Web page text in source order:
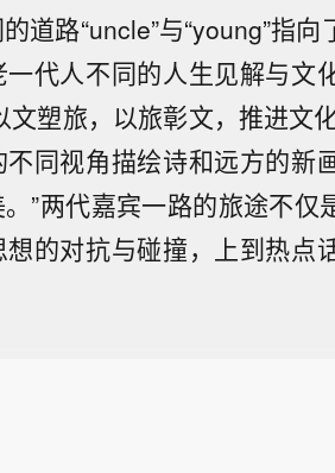
道路“uncle”与“young”指
代人不同的人生见解与文
文塑旅，以旅彰文，推进文
同视角描绘诗和远方的新
”两代嘉宾一路的旅途不仅
的对抗与碰撞，上到热点